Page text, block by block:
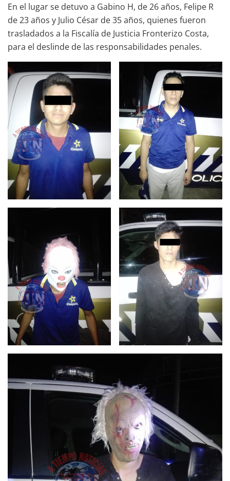
En el lugar se detuvo a Gabino H, de 26 años, Felipe R
de 23 años y Julio César de 35 años, quienes fueron
trasladados a la Fiscalía de Justicia Fronterizo Costa,
para el deslinde de las responsabilidades penales.